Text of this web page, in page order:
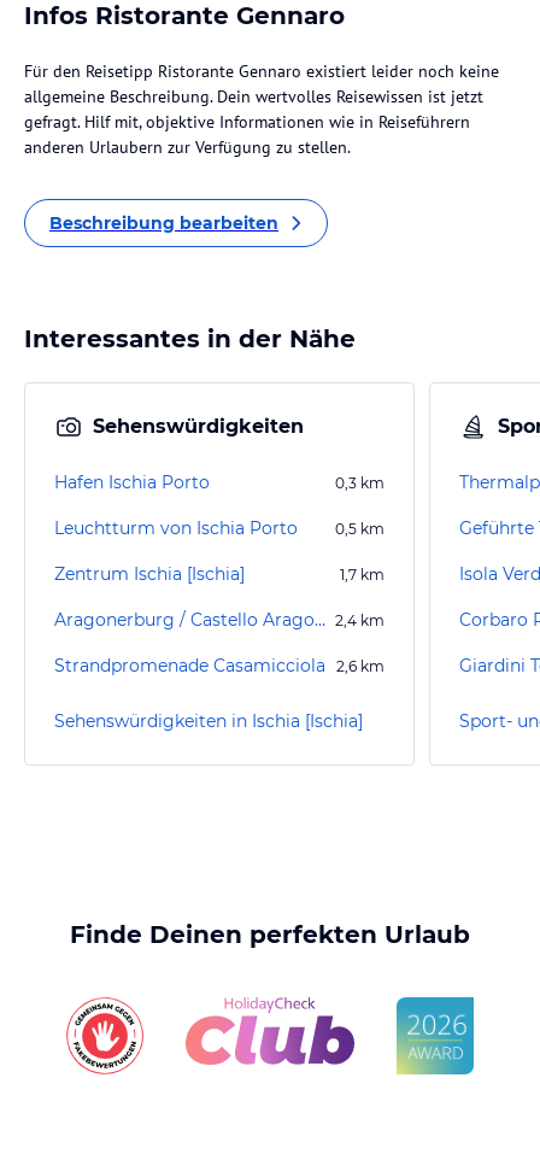
Infos Ristorante Gennaro
Für den Reisetipp Ristorante Gennaro existiert leider noch keine
allgemeine Beschreibung. Dein wertvolles Reisewissen ist jetzt
gefragt. Hilf mit, objektive Informationen wie in Reiseführern
anderen Urlaubern zur Verfügung zu stellen.
Beschreibung bearbeiten
Interessantes in der Nähe
Sehenswürdigkeiten
Hafen Ischia Porto 0,3 km
Leuchtturm von Ischia Porto 0,5 km
Zentrum Ischia [Ischia] 1,7 km
Aragonerburg / Castello Aragonese 2,4 km
Strandpromenade Casamicciola 2,6 km
Sehenswürdigkeiten in Ischia [Ischia]
Isola
Corbaro
Finde Deinen perfekten Urlaub